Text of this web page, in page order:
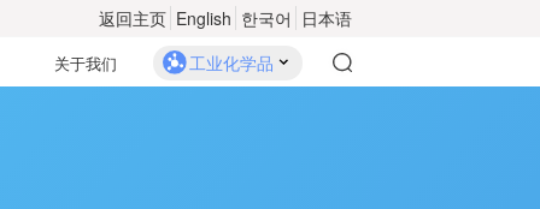
返回主页 English 한국어 日本语
关于我们 工业化学品